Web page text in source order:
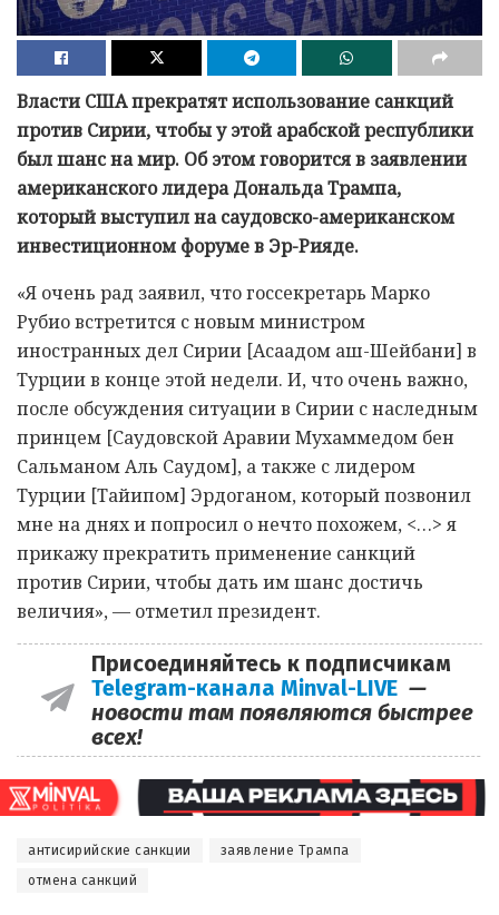
Власти США прекратят использование санкций
против Сирии, чтобы у этой арабской республики
был шанс на мир. Об этом говорится в заявлении
американского лидера Дональда Трампа,
который выступил на саудовско-американском
инвестиционном форуме в Эр-Рияде.
«Я очень рад заявил, что госсекретарь Марко
Рубио встретится с новым министром
иностранных дел Сирии [Асаадом аш-Шейбани] в
Турции в конце этой недели. И, что очень важно,
после обсуждения ситуации в Сирии с наследным
принцем [Саудовской Аравии Мухаммедом бен
Сальманом Аль Саудом], а также с лидером
Турции [Тайипом] Эрдоганом, который позвонил
мне на днях и попросил о нечто похожем, <…> я
прикажу прекратить применение санкций
против Сирии, чтобы дать им шанс достичь
величия», — отметил президент.
Присоединяйтесь к подписчикам
Telegram-канала Minval-LIVE —
новости там появляются быстрее
всех!
антисирийские санкции
заявление Трампа
отмена санкций